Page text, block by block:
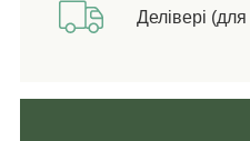
Делівері